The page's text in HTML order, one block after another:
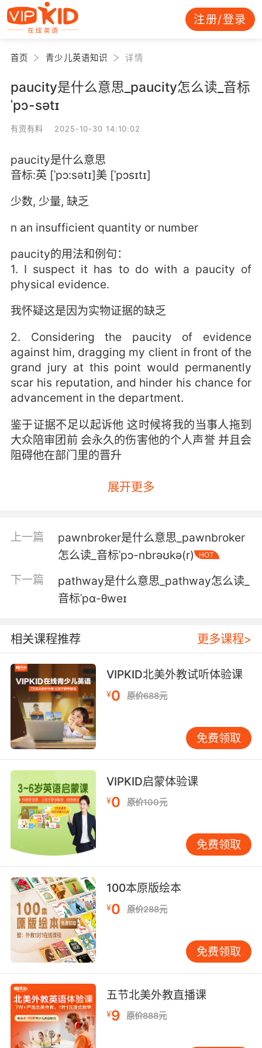
注册/登录
首页 青少儿英语知识 详情
paucity是什么意思_paucity怎么读_音标
ˈpɔ-sətɪ
有资有料 2025-10-30 14:10:02
paucity是什么意思
音标:英 [ˈpɔ:sətɪ]美 [ˈpɔsɪtɪ]
少数, 少量, 缺乏
n an insufficient quantity or number
paucity的用法和例句：
1. I suspect it has to do with a paucity of
physical evidence.
我怀疑这是因为实物证据的缺乏
2. Considering the paucity of evidence
against him, dragging my client in front of the
grand jury at this point would permanently
scar his reputation, and hinder his chance for
advancement in the department.
鉴于证据不足以起诉他 这时候将我的当事人拖到
大众陪审团前 会永久的伤害他的个人声誉 并且会
阻碍他在部门里的晋升
展开更多
上一篇
pawnbroker是什么意思_pawnbroker
怎么读_音标ˈpɔ-nbrəʊkə(r)
HOT
下一篇
pathway是什么意思_pathway怎么读_
音标ˈpɑ-θweɪ
相关课程推荐 更多课程>
VIPKID北美外教试听体验课
¥0 原价688元
免费领取
VIPKID启蒙体验课
¥0 原价100元
免费领取
100本原版绘本
¥0 原价288元
免费领取
五节北美外教直播课
¥9 原价888元